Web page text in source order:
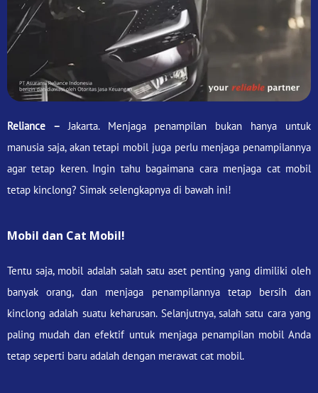
Reliance –Jakarta. Menjaga penampilan bukan hanya untuk
manusia saja, akan tetapi mobil juga perlu menjaga penampilannya
agar tetap keren. Ingin tahu bagaimana cara menjaga cat mobil
tetap kinclong? Simak selengkapnya di bawah ini!
Mobil dan Cat Mobil!
Tentu saja, mobil adalah salah satu aset penting yang dimiliki oleh
banyak orang, dan menjaga penampilannya tetap bersih dan
kinclong adalah suatu keharusan. Selanjutnya, salah satu cara yang
paling mudah dan efektif untuk menjaga penampilan mobil Anda
tetap seperti baru adalah dengan merawat cat mobil.